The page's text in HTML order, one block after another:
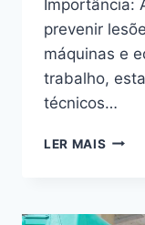
Importância:
prevenir
máquinas e
trabalho,
técnicos…
LER MAIS